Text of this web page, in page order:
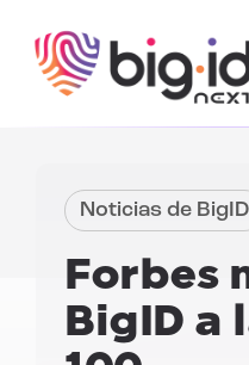
Noticias de BigID
Forbes
BigID a